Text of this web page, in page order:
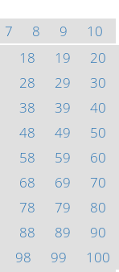
7 8 9
10
18 19
20
28 29
30
38 39
40
48 49
50
58 59
60
68 69
70
78 79
80
88 89
90
98 99
100